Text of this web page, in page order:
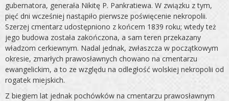
gubernatora, generała Nikitę P. Pankratiewa. W związku z tym,
pięć dni wcześniej nastąpiło pierwsze poświęcenie nekropolii.
Szerzej cmentarz udostępniono z końcem 1839 roku; wtedy też
jego budowa została zakończona, a sam teren przekazany
władzom cerkiewnym. Nadal jednak, zwłaszcza w początkowym
okresie, zmarłych prawosławnych chowano na cmentarzu
ewangeli­ckim, a to ze względu na odległość wolskiej nekropolii od
rogatek miejskich.
Z biegiem lat jednak pochówków na cmenta­rzu prawosławnym